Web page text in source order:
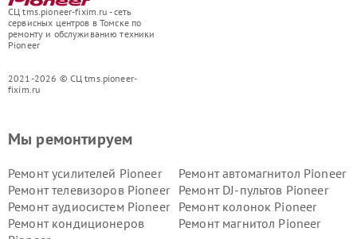
СЦ tms.pioneer-fixim.ru - сеть
сервисных центров в Томске по
ремонту и обслуживанию техники
Pioneer
2021-2026 © СЦ tms.pioneer-
fixim.ru
Мы ремонтируем
Ремонт усилителей Pioneer
Ремонт автомагнитол Pioneer
Ремонт телевизоров Pioneer
Ремонт DJ-пультов Pioneer
Ремонт аудиосистем Pioneer
Ремонт колонок Pioneer
Ремонт кондиционеров
Ремонт магнитол Pioneer